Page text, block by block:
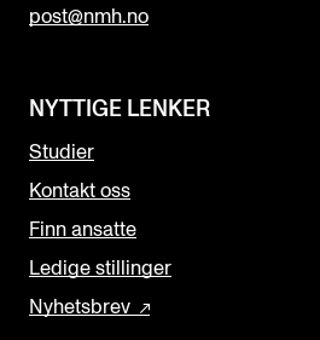
post@nmh.no
NYTTIGE LENKER
Studier
Kontakt oss
Finn ansatte
Ledige stillinger
Nyhetsbrev